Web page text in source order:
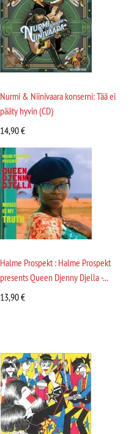
Nurmi & Niinivaara konserni: Tää ei
pääty hyvin (CD)
14,90€
Halme Prospekt : Halme Prospekt
presents Queen Djenny Djella -...
13,90€